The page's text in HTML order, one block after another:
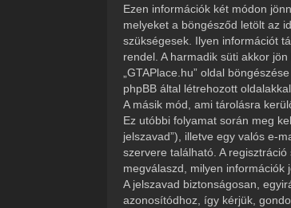
Ezen információk két módon
melyeket a böngésződ letölt az
szükségesek. Ilyen információt
rendel. A harmadik süti akkor
„GTAPlace.hu” oldal
phpBB által létrehozott
A másik mód, ami tárolásra
Ez utóbbi folyamat során meg
jelszavad”), illetve egy valós e-
szervere található. A
megválaszd, milyen információk
A jelszavad biztonságosan,
azonosítódhoz, így kérjük,